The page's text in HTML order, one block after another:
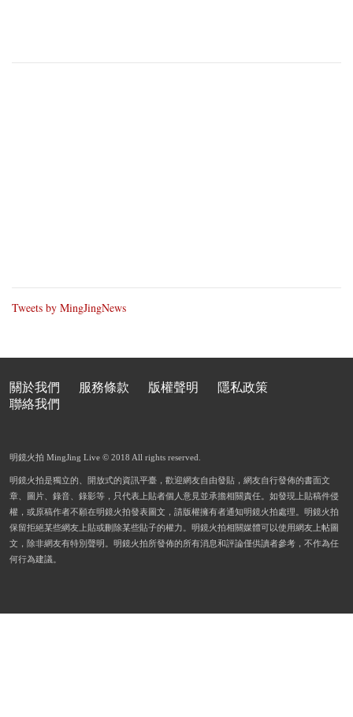
Tweets by MingJingNews
關於我們 服務條款 版權聲明
隱私政策
聯絡我們
明鏡火拍 MingJing Live © 2018 All rights reserved.
明鏡火拍是獨立的、開放式的資訊平臺，歡迎網友自由發貼，網友自行發佈的書面文
章、圖片、錄音、錄影等，只代表上貼者個人意見並承擔相關責任。如發現上貼稿件侵
權，或原稿作者不願在明鏡火拍發表圖文，請版權擁有者通知明鏡火拍處理。明鏡火拍
保留拒絕某些網友上貼或刪除某些貼子的權力。明鏡火拍相關媒體可以使用網友上帖圖
文，除非網友有特別聲明。明鏡火拍所發佈的所有消息和評論僅供讀者參考，不作為任
何行為建議。